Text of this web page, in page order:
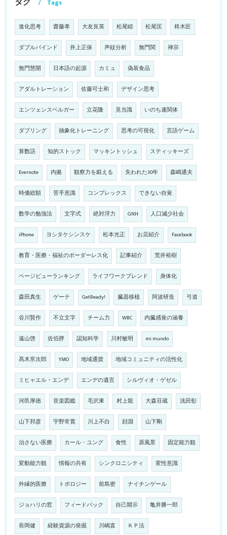
Tags
進化思考 齋藤孝 大友良英 松尾睦 松尾匡 柊木匠
ダブルバインド 井上正保 声紋分析 無門関 禅宗
無門慧開 日本語の起源 カミュ 偽装食品
アダルトレーション 佐藤可士和 デザイン思考
エンツェンスベルガー 立花隆 見当識 いのち連関体
ダブリング 抽象化トレーニング 思考の可視化 言語ゲーム
算数語 知的ストック マッキントッシュ スティッキーズ
Evernote 内拠 観察力を鍛える 失われた30年 森嶋通夫
時価総額 苦手意識 コンプレックス できない自覚
数学の勉強法 文字式 絶対浮力 GNH 人口減少社会
iPhone ヨシタケシンスケ 松本光正 お店紹介 Facebook
教育・医療・福祉のボーダーレス化 記事紹介 荒井裕樹
ページビューランキング ライフワークブレンド 身体化
森田真生 ゲーテ GetReady! 臓器移植 阿波研造 弓道
谷川賢作 不立文字 チーム力 WBC 内臓感覚の涵養
遠山啓 佐伯胖 認知科学 川村敏明 mi mundo
髙木亰次郎 YMO 地域通貨 地域コミュニティの活性化
ミヒャエル・エンデ エンデの遺言 シルヴィオ・ゲゼル
河邑厚徳 音楽図鑑 毛沢東 村上龍 大森荘蔵 浅田彰
山下邦彦 宇野常寛 川上不白 顔淵 山下剛
治さない医療 カール・ユング 食性 原風景 固定能力観
変動能力観 情報の共有 シンクロニシティ 変性意識
外縁的医療 トポロジー 前島密 ナイチンゲール
ジョハリの窓 フィードバック 自己開示 亀井勝一郎
長岡健 経験資源の発掘 川嶋直 ＫＰ法